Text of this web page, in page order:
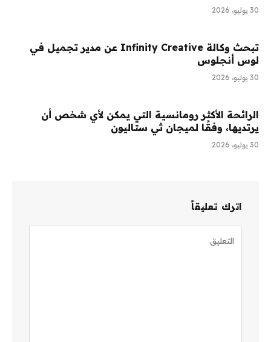
30 يوليو، 2026
تبحث وكالة Infinity Creative عن مدير تجميل في
لوس أنجلوس
30 يوليو، 2026
الرائحة الأكثر رومانسية التي يمكن لأي شخص أن
يرتديها، وفقًا لميجان ثي ستاليون
30 يوليو، 2026
اترك تعليقاً